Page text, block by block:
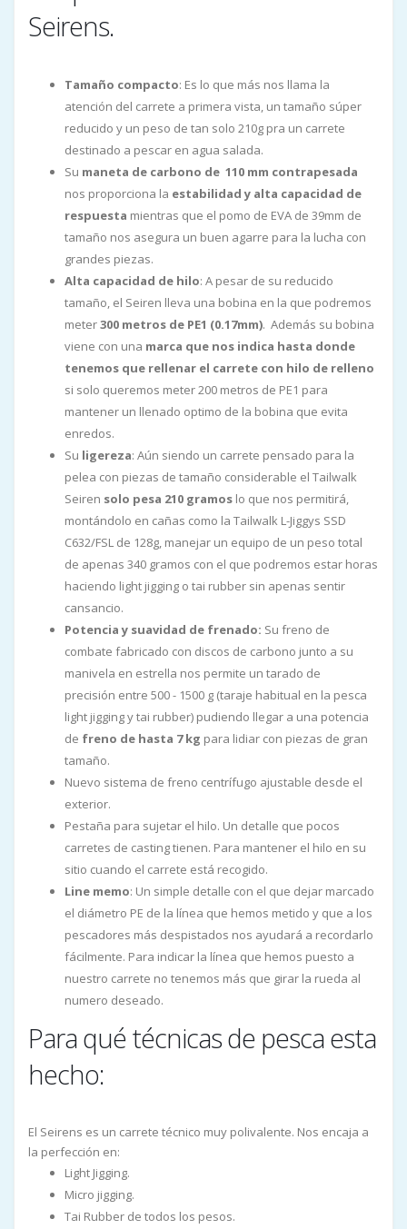
Seirens.
Tamaño compacto: Es lo que más nos llama la
atención del carrete a primera vista, un tamaño súper
reducido y un peso de tan solo 210g pra un carrete
destinado a pescar en agua salada.
Su maneta de carbono de 110 mm contrapesada
nos proporciona la estabilidad y alta capacidad de
respuesta mientras que el pomo de EVA de 39mm de
tamaño nos asegura un buen agarre para la lucha con
grandes piezas.
Alta capacidad de hilo: A pesar de su reducido
tamaño, el Seiren lleva una bobina en la que podremos
meter300 metros de PE1 (0.17mm). Además su bobina
viene con una marca que nos indica hasta donde
tenemos que rellenar el carrete con hilo de relleno
si solo queremos meter 200 metros de PE1 para
mantener un llenado optimo de la bobina que evita
enredos.
Su ligereza: Aún siendo un carrete pensado para la
pelea con piezas de tamaño considerable el Tailwalk
Seiren solo pesa 210 gramos lo que nos permitirá,
montándolo en cañas como la Tailwalk L-Jiggys SSD
C632/FSL de 128g, manejar un equipo de un peso total
de apenas 340 gramos con el que podremos estar horas
haciendo light jigging o tai rubber sin apenas sentir
cansancio.
Potencia y suavidad de frenado: Su freno de
combate fabricado con discos de carbono junto a su
manivela en estrella nos permite un tarado de
precisión entre 500 - 1500 g (taraje habitual en la pesca
light jigging y tai rubber) pudiendo llegar a una potencia
de freno de hasta 7 kg para lidiar con piezas de gran
tamaño.
Nuevo sistema de freno centrífugo ajustable desde el
exterior.
Pestaña para sujetar el hilo. Un detalle que pocos
carretes de casting tienen. Para mantener el hilo en su
sitio cuando el carrete está recogido.
Line memo: Un simple detalle con el que dejar marcado
el diámetro PE de la línea que hemos metido y que a los
pescadores más despistados nos ayudará a recordarlo
fácilmente. Para indicar la línea que hemos puesto a
nuestro carrete no tenemos más que girar la rueda al
numero deseado.
Para qué técnicas de pesca esta
hecho:
El Seirens es un carrete técnico muy polivalente. Nos encaja a
la perfección en:
Light Jigging.
Micro jigging.
Tai Rubber de todos los pesos.